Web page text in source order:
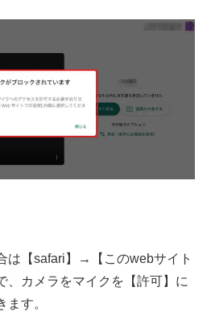
は【safari】→【このwebサイト
、カメラをマイクを【許可】に
す。